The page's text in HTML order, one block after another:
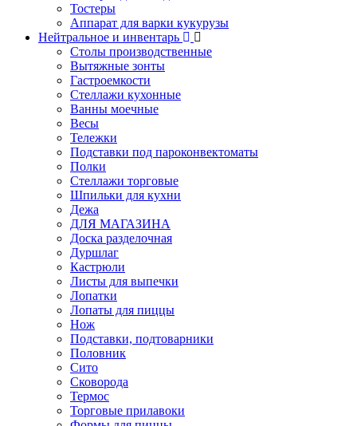
Тостеры
Аппарат для варки кукурузы
Нейтральное и инвентарь
Столы производственные
Вытяжные зонты
Гастроемкости
Стеллажи кухонные
Ванны моечные
Весы
Тележки
Подставки под пароконвектоматы
Полки
Стеллажи торговые
Шпильки для кухни
Дежа
ДЛЯ МАГАЗИНА
Доска разделочная
Дуршлаг
Кастрюли
Листы для выпечки
Лопатки
Лопаты для пиццы
Нож
Подставки, подтоварники
Половник
Сито
Сковорода
Термос
Торговые прилавоки